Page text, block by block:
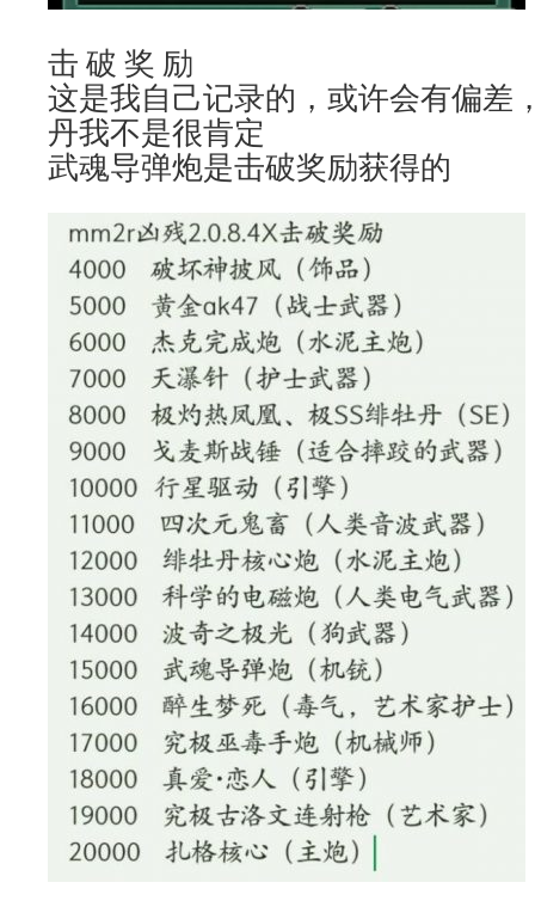
击 破 奖 励
这是我自己记录的，或许会有偏差
丹我不是很肯定
武魂导弹炮是击破奖励获得的